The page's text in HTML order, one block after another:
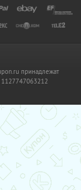
принадлежат